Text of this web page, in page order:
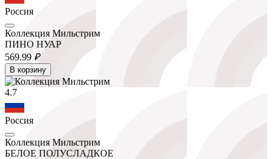
Россия
Коллекция Мильстрим
ПИНО НУАР
569.99 ₽
В корзину
4.7
Россия
Коллекция Мильстрим
БЕЛОЕ ПОЛУСЛАДКОЕ